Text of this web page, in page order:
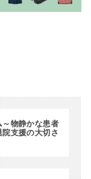
～物静かな患者
支援の大切さ